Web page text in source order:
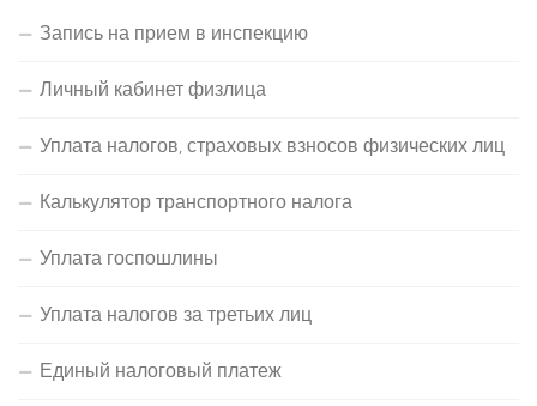
Запись на прием в инспекцию
Личный кабинет физлица
Уплата налогов, страховых взносов физических лиц
Калькулятор транспортного налога
Уплата госпошлины
Уплата налогов за третьих лиц
Единый налоговый платеж